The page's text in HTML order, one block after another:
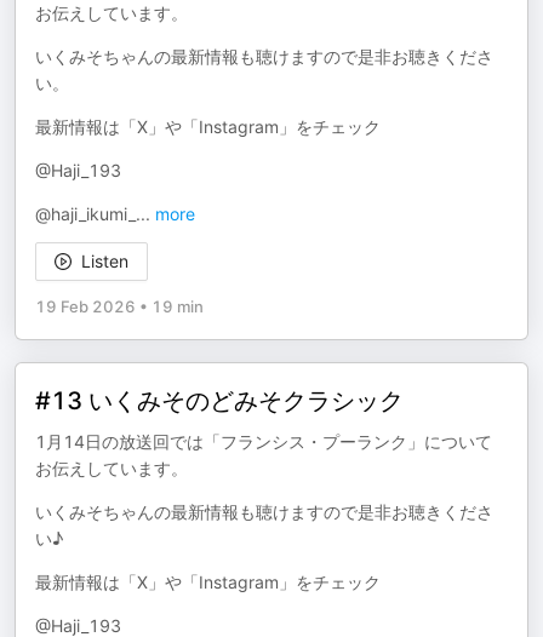
お伝えしています。
いくみそちゃんの最新情報も聴けますので是非お聴きくださ
い。
最新情報は「X」や「Instagram」をチェック
@Haji_193
@haji_ikumi_ ... more
Listen
19 Feb 2026 • 19 min
#13 いくみそのどみそクラシック
1月14日の放送回では「フランシス・プーランク」について
お伝えしています。
いくみそちゃんの最新情報も聴けますので是非お聴きくださ
い♪
最新情報は「X」や「Instagram」をチェック
@Haji_193